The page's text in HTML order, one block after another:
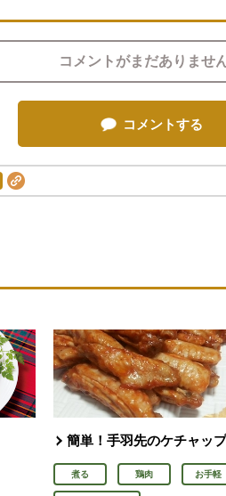
コメントがまだありませ
コメントする
簡単！手羽先のケチャッ
煮る 鶏肉 お手軽